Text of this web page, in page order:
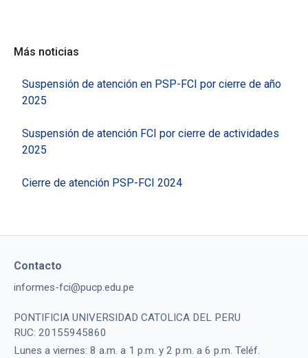
Más noticias
Suspensión de atención en PSP-FCI por cierre de año
2025
Suspensión de atención FCI por cierre de actividades
2025
Cierre de atención PSP-FCI 2024
Contacto
informes-fci@pucp.edu.pe
PONTIFICIA UNIVERSIDAD CATOLICA DEL PERU
RUC: 20155945860
Lunes a viernes: 8 a.m. a 1 p.m. y 2 p.m. a 6 p.m. Teléf.